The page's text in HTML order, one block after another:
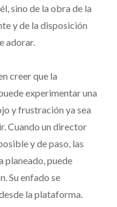
sino de la obra de la
y de la disposición
adorar.
creer que la
experimentar una
y frustración ya sea
Cuando un director
y de paso, las
planeado, puede
Su enfado se
la plataforma.